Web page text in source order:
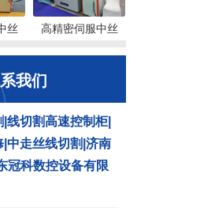
丝 高精密伺服中丝
我们
线切割高速控制柜|
|中走丝线切割|济南
冠科数控设备有限